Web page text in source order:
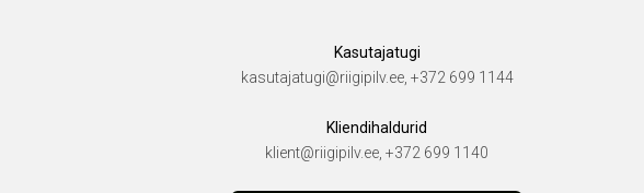
Kasutajatugi
kasutajatugi@riigipilv.ee, +372 699 1144
Kliendihaldurid
klient@riigipilv.ee, +372 699 1140